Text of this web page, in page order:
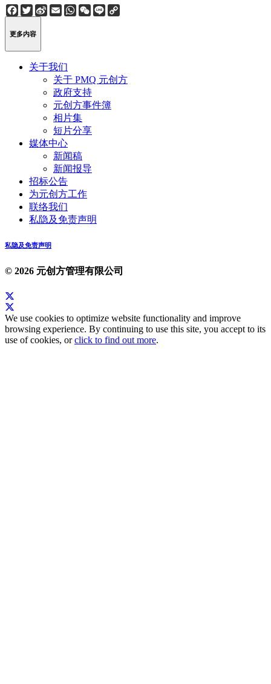
Facebook
Twitter
Sina
Weibo
EmailWhatsApp
WeChat
Line
更多内容
关于我们
关于 PMQ 元创方
政府支持
元创方事件簿
相片集
短片分享
媒体中心
新闻稿
新闻报导
招标公告
为元创方工作
联络我们
私隐及免责声明
私隐及免责声明
© 2026 元创方管理有限公司
We use cookies to optimize website functionality and improve
browsing experience. By continuing to use this site, you accept to its
use of cookies, orclick to find out more.